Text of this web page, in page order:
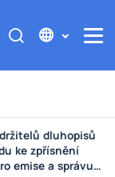
dluhopisů
ke zpřísnění
emise a správu